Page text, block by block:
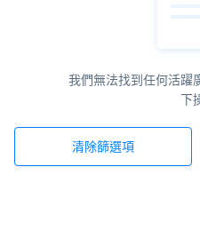
我們無法找到任何活躍
下
清除篩選項